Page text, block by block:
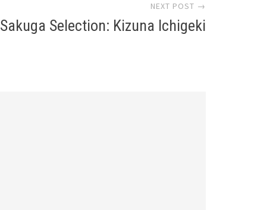
NEXT POST →
Sakuga Selection: Kizuna Ichigeki